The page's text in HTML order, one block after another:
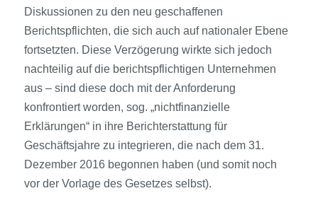
Diskussionen zu den neu geschaffenen
Berichtspflichten, die sich auch auf nationaler Ebene
fortsetzten. Diese Verzögerung wirkte sich jedoch
nachteilig auf die berichtspflichtigen Unternehmen
aus – sind diese doch mit der Anforderung
konfrontiert worden, sog. „nichtfinanzielle
Erklärungen“ in ihre Berichterstattung für
Geschäftsjahre zu integrieren, die nach dem 31.
Dezember 2016 begonnen haben (und somit noch
vor der Vorlage des Gesetzes selbst).